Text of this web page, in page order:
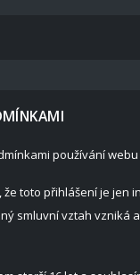
používání webu
že toto přihlášení je jen
smluvní vztah vzniká